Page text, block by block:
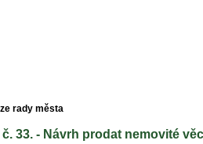
rady města
č. 33. - Návrh prodat nemovité